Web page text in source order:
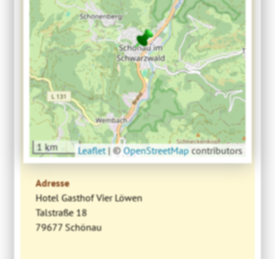
1 km Leaflet |©OpenStreetMap contributors
Adresse
Hotel Gasthof Vier Löwen
Talstraße 18
79677 Schönau